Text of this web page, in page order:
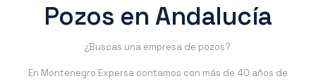
Pozos en Andalucía
¿Buscas una empresa de pozos?
En Montenegro Expersa contamos con más de 40 años de